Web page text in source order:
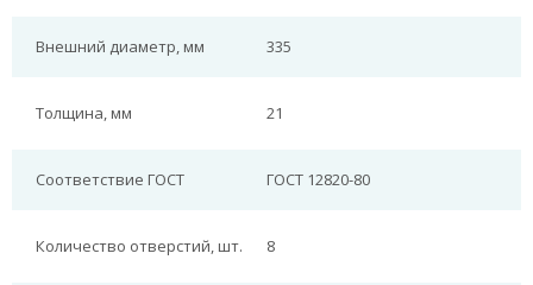
Внешний диаметр, мм 335
Толщина, мм 21
Соответствие ГОСТ ГОСТ 12820-80
Количество отверстий, шт. 8